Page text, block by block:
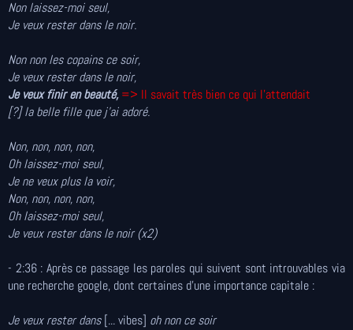
Non laissez-moi seul,
Je veux rester dans le noir.
Non non les copains ce soir,
Je veux rester dans le noir,
Je veux finir en beauté, => Il savait très bien ce qui l'attendait
[?] la belle fille que j'ai adoré.
Non, non, non, non,
Oh laissez-moi seul,
Je ne veux plus la voir,
Non, non, non, non,
Oh laissez-moi seul,
Je veux rester dans le noir (x2)
- 2:36 : Après ce passage les paroles qui suivent sont introuvables via
une recherche google, dont certaines d'une importance capitale :
Je veux rester dans[... vibes] oh non ce soir